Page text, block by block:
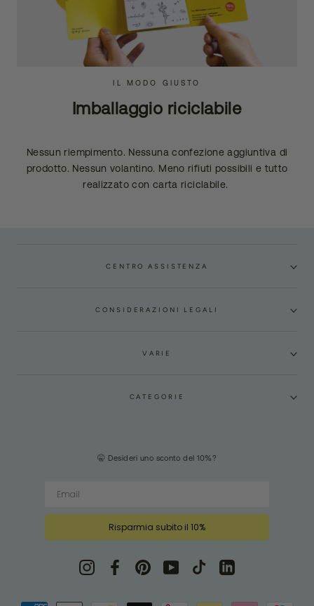
IL MODO GIUSTO
Imballaggio riciclabile
Nessun riempimento. Nessuna confezione aggiuntiva di
prodotto. Nessun volantino. Meno rifiuti possibili e tutto
realizzato con carta riciclabile.
CENTRO ASSISTENZA
CONSIDERAZIONI LEGALI
VARIE
CATEGORIE
🤫 Desideri uno sconto del 10%?
Risparmia subito il 10%